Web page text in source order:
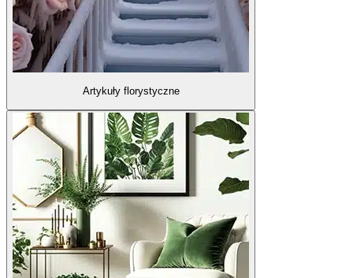
Artykuły florystyczne